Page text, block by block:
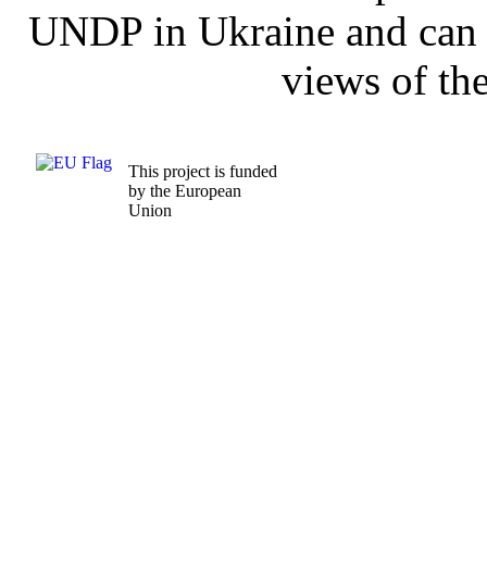
UNDP in Ukraine and
views of
This project is funded
by the European
Union